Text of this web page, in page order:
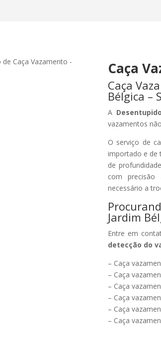
Caça
Caça
Bélgica –
A
vazamentos
O serviço de
importado e de
de
com
necessário a
Jardim
Entre em
detecção do
– Caça
– Caça
– Caça
– Caça
– Caça
– Caça